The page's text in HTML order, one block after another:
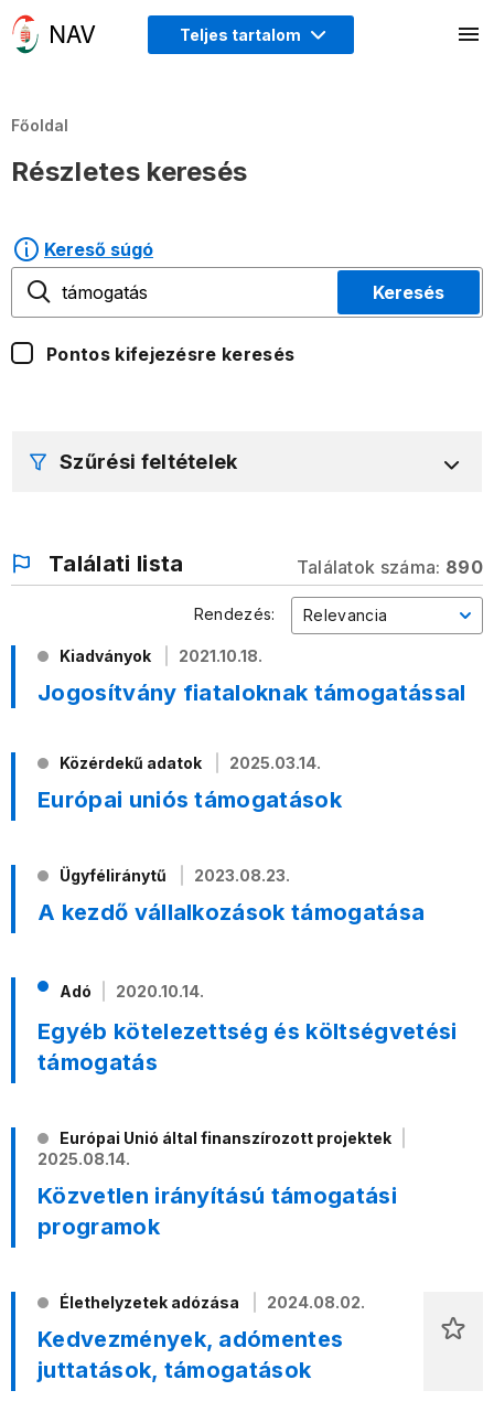
Teljes tartalom
Főoldal
Részletes keresés
Kereső súgó
Keresés
Pontos kifejezésre keresés
Találati lista Találatok száma: 890
Rendezés: Relevancia
Kiadványok 2021.10.18.
Jogosítvány fiataloknak támogatással
Közérdekű adatok 2025.03.14.
Európai uniós támogatások
Ügyféliránytű 2023.08.23.
A kezdő vállalkozások támogatása
Adó 2020.10.14.
Egyéb kötelezettség és költségvetési
támogatás
Európai Unió által finanszírozott projektek
2025.08.14.
Közvetlen irányítású támogatási
programok
Élethelyzetek adózása 2024.08.02.
Kedvezmények, adómentes
juttatások, támogatások
Szűrési feltételek